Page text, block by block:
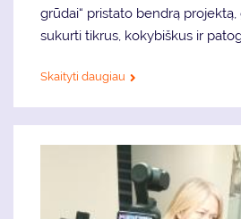
grūdai“ pristato bendrą
sukurti tikrus, kokybiškus ir
Skaityti daugiau